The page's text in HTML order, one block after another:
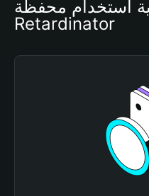
استخدام محفظة
Retardinator